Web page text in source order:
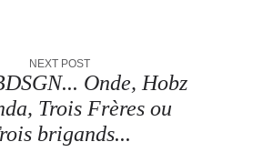
NEXT POST
Onde, Hobz
Trois Frères ou
brigands...